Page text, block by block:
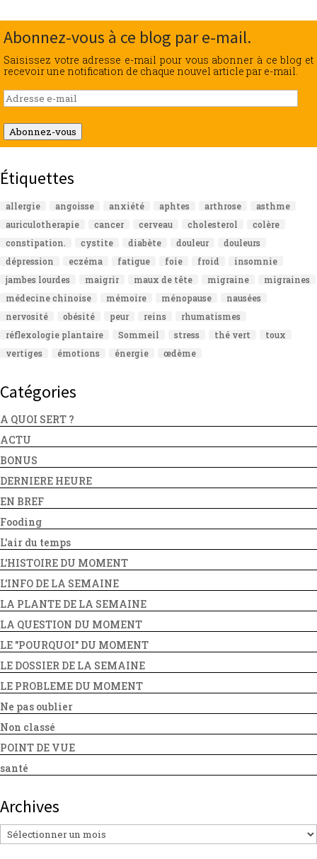
Abonnez-vous à ce blog par e-mail.
Saisissez votre adresse e-mail pour vous abonner à ce blog et
recevoir une notification de chaque nouvel article par e-mail.
Adresse
e-
mail
Abonnez-vous
Étiquettes
allergie angoisse anxiété aphtes arthrose
asthme
auriculotherapie
cancer cerveau cholesterol
colère
constipation.
cystite diabète douleur
douleurs
dépression
eczéma fatigue foie froid
insomnie
jambes lourdes
maigrir maux de tête migraine
migraines
médecine chinoise
mémoire ménopause
nausées
nervosité
obésité peur reins
rhumatismes
réflexologie plantaire
Sommeil stress thé vert
toux
vertiges
émotions énergie œdème
Catégories
A QUOI SERT ?
ACTU
BONUS
DERNIERE HEURE
EN BREF
Fooding
L'air du temps
L'HISTOIRE DU MOMENT
L'INFO DE LA SEMAINE
LA PLANTE DE LA SEMAINE
LA QUESTION DU MOMENT
LE "POURQUOI" DU MOMENT
LE DOSSIER DE LA SEMAINE
LE PROBLEME DU MOMENT
Ne pas oublier
Non classé
POINT DE VUE
santé
Archives
Archives